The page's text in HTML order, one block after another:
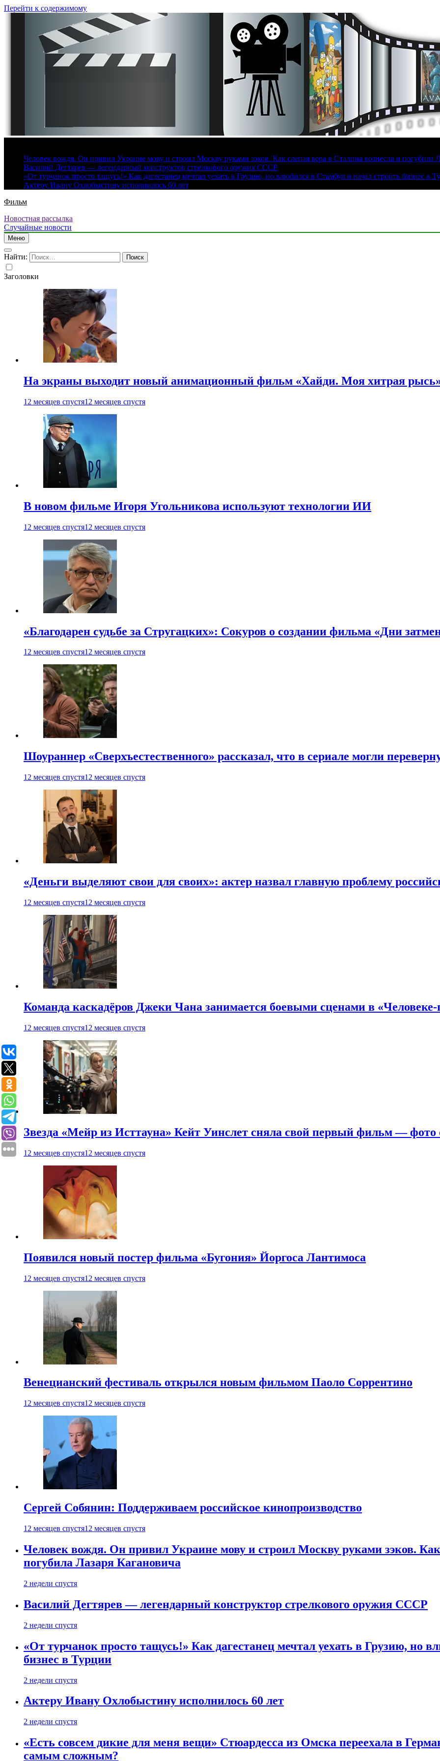
Перейти к содержимому
Человек вождя. Он привил Украине мову и строил Москву руками зэков. Как слепая вера в Сталина вознесла и погубила
Василий Дегтярев — легендарный конструктор стрелкового оружия СССР
«От турчанок просто тащусь!» Как дагестанец мечтал уехать в Грузию, но влюбился в Стамбул и начал строить бизнес в
Актеру Ивану Охлобыстину исполнилось 60 лет
Фильм
Новостная рассылка
Случайные новости
Меню
Найти:
Заголовки
На экраны выходит новый анимационный фильм «Хайди. Моя хитрая
12 месяцев спустя12 месяцев спустя
В новом фильме Игоря Угольникова используют технологии ИИ
12 месяцев спустя12 месяцев спустя
«Благодарен судьбе за Стругацких»: Сокуров о создании фильма «Дни
12 месяцев спустя12 месяцев спустя
Шоураннер «Сверхъестественного» рассказал, что в сериале могли
12 месяцев спустя12 месяцев спустя
«Деньги выделяют свои для своих»: актер назвал главную проблему
12 месяцев спустя12 месяцев спустя
Команда каскадёров Джеки Чана занимается боевыми сценами в «Человеке-
12 месяцев спустя12 месяцев спустя
Звезда «Мейр из Исттауна» Кейт Уинслет сняла свой первый фильм — фото
12 месяцев спустя12 месяцев спустя
Появился новый постер фильма «Бугония» Йоргоса Лантимоса
12 месяцев спустя12 месяцев спустя
Венецианский фестиваль открылся новым фильмом Паоло Соррентино
12 месяцев спустя12 месяцев спустя
Сергей Собянин: Поддерживаем российское кинопроизводство
12 месяцев спустя12 месяцев спустя
Человек вождя. Он привил Украине мову и строил Москву руками зэков.
погубила Лазаря Кагановича
2 недели спустя
Василий Дегтярев — легендарный конструктор стрелкового оружия СССР
2 недели спустя
«От турчанок просто тащусь!» Как дагестанец мечтал уехать в Грузию, но
бизнес в Турции
2 недели спустя
Актеру Ивану Охлобыстину исполнилось 60 лет
2 недели спустя
«Есть совсем дикие для меня вещи» Стюардесса из Омска переехала в
самым сложным?